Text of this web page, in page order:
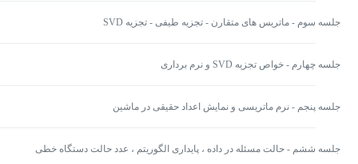
جلسه سوم - ماتریس های متقارن - تجزیه طیفی - تجزیه SVD
جلسه چهارم - خواص تجزیه SVD و نرم برداری
جلسه پنجم - نرم ماتریسی و نمایش اعداد حقیقی در ماشین
جلسه ششم - حالت مسئله در داده ، پایداری الگوریتم ، عدد حالت دستگاه خطی